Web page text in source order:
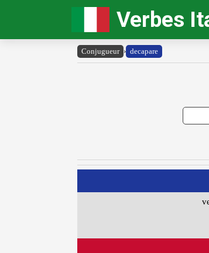
Verbes
Conjugueur › decapare